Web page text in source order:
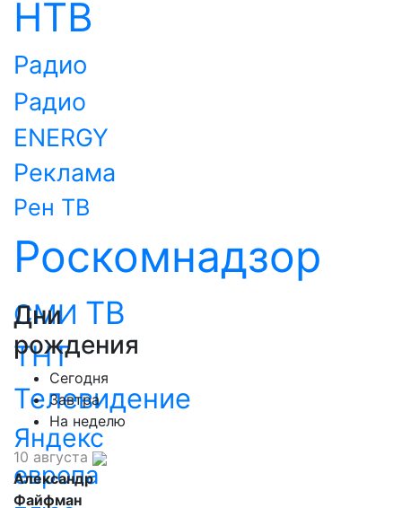
НТВ
Радио
Радио
ENERGY
Реклама
Рен ТВ
Роскомнадзор
СМИ ТВ
ТНТ
Телевидение
Яндекс
европа
Дни
рождения
Сегодня
Завтра
На неделю
10 августа
Александр
Файфман